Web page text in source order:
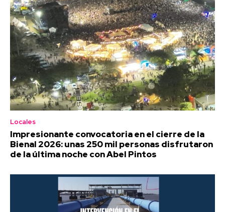
Locales
Impresionante convocatoria en el cierre de la
Bienal 2026: unas 250 mil personas disfrutaron
de la última noche con Abel Pintos